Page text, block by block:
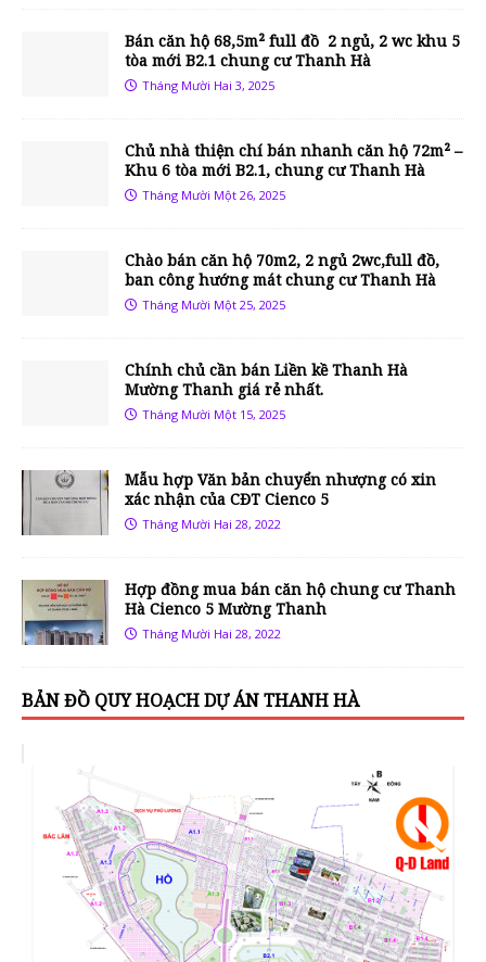
Bán căn hộ 68,5m² full đồ 2 ngủ, 2 wc khu 5
tòa mới B2.1 chung cư Thanh Hà
Tháng Mười Hai 3, 2025
Chủ nhà thiện chí bán nhanh căn hộ 72m² –
Khu 6 tòa mới B2.1, chung cư Thanh Hà
Tháng Mười Một 26, 2025
Chào bán căn hộ 70m2, 2 ngủ 2wc,full đồ,
ban công hướng mát chung cư Thanh Hà
Tháng Mười Một 25, 2025
Chính chủ cần bán Liền kề Thanh Hà
Mường Thanh giá rẻ nhất.
Tháng Mười Một 15, 2025
Mẫu hợp Văn bản chuyển nhượng có xin
xác nhận của CĐT Cienco 5
Tháng Mười Hai 28, 2022
Hợp đồng mua bán căn hộ chung cư Thanh
Hà Cienco 5 Mường Thanh
Tháng Mười Hai 28, 2022
BẢN ĐỒ QUY HOẠCH DỰ ÁN THANH HÀ